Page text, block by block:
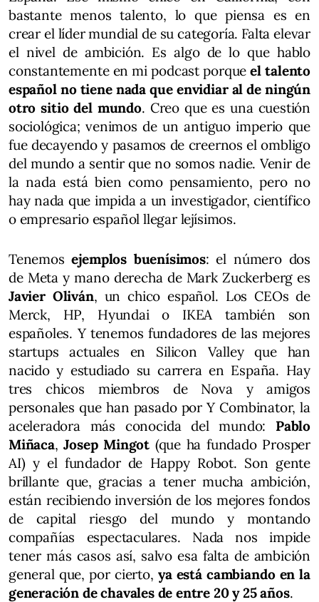
bastante menos talento, lo que piensa es en
crear el líder mundial de su categoría. Falta elevar
el nivel de ambición. Es algo de lo que hablo
constantemente en mi podcast porqueel talento
español no tiene nada que envidiar al de ningún
otro sitio del mundo. Creo que es una cuestión
sociológica; venimos de un antiguo imperio que
fue decayendo y pasamos de creernos el ombligo
del mundo a sentir que no somos nadie. Venir de
la nada está bien como pensamiento, pero no
hay nada que impida a un investigador, científico
o empresario español llegar lejísimos.
Tenemosejemplos buenísimos: el número dos
de Meta y mano derecha de Mark Zuckerberg es
Javier Oliván, un chico español. Los CEOs de
Merck, HP, Hyundai o IKEA también son
españoles. Y tenemos fundadores de las mejores
startups actuales en Silicon Valley que han
nacido y estudiado su carrera en España. Hay
tres chicos miembros de Nova y amigos
personales que han pasado por Y Combinator, la
aceleradora más conocida del mundo: Pablo
Miñaca,Josep Mingot (que ha fundado Prosper
AI) y el fundador de Happy Robot. Son gente
brillante que, gracias a tener mucha ambición,
están recibiendo inversión de los mejores fondos
de capital riesgo del mundo y montando
compañías espectaculares. Nada nos impide
tener más casos así, salvo esa falta de ambición
general que, por cierto, ya está cambiando en la
generación de chavales de entre 20 y 25 años.